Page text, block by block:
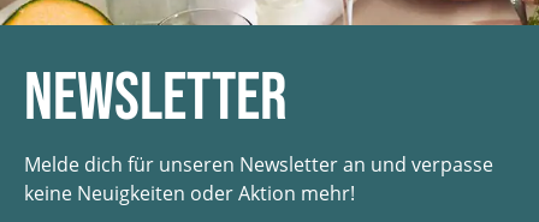
Newsletter
Melde dich für unseren Newsletter an und verpasse
keine Neuigkeiten oder Aktion mehr!